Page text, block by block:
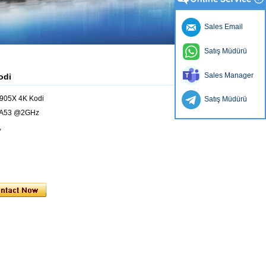
4K Kodi
@2GHz
Sales Email
Satış Müdürü
Sales Manager
Satış Müdürü